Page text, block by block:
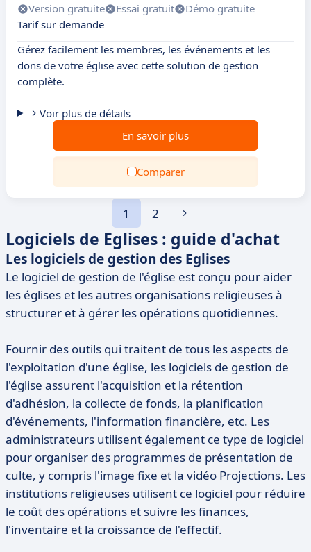
Version gratuite Essai gratuit
Démo gratuite
Tarif sur demande
Gérez facilement les membres, les événements et les
dons de votre église avec cette solution de gestion
complète.
Voir plus de détails
En savoir plus
Comparer
1 2
Logiciels de Eglises : guide d'achat
Les logiciels de gestion des Eglises
Le logiciel de gestion de l'église est conçu pour aider
les églises et les autres organisations religieuses à
structurer et à gérer les opérations quotidiennes.
Fournir des outils qui traitent de tous les aspects de
l'exploitation d'une église, les logiciels de gestion de
l'église assurent l'acquisition et la rétention
d'adhésion, la collecte de fonds, la planification
d'événements, l'information financière, etc. Les
administrateurs utilisent également ce type de logiciel
pour organiser des programmes de présentation de
culte, y compris l'image fixe et la vidéo Projections. Les
institutions religieuses utilisent ce logiciel pour réduire
le coût des opérations et suivre les finances,
l'inventaire et la croissance de l'effectif.